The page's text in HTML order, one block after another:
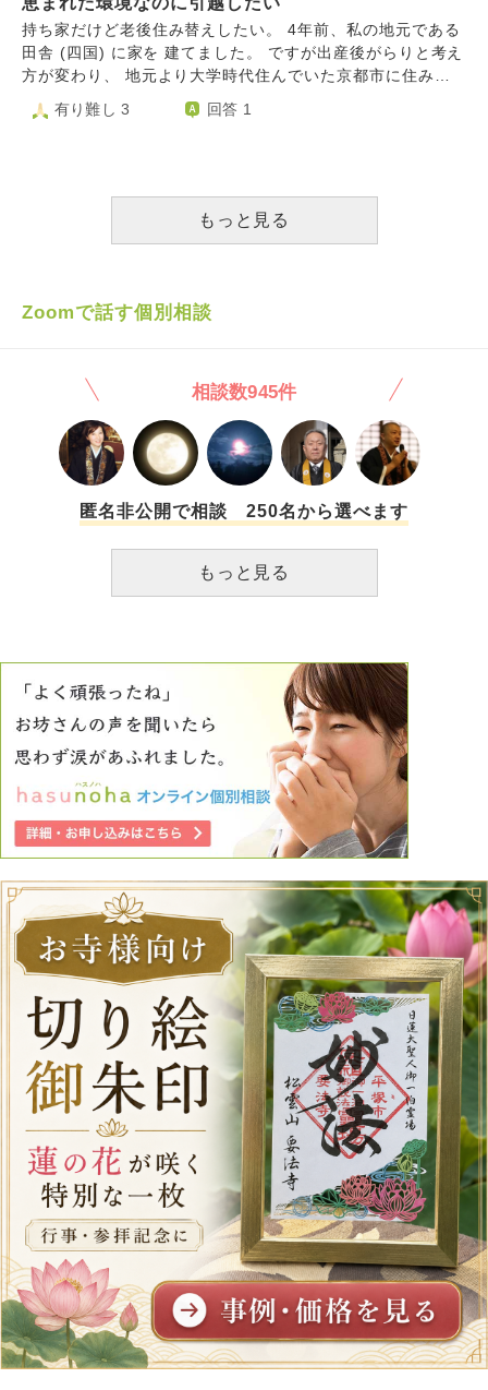
絶対にするようにしたいです。 どうしたら明るく考えられ
るでしょうか？新築いいなー！楽しみでしょ！？って言われ
るけど、全く楽しみじゃないです。
は、どのようなことを行い、引っ越しすればいいでしょう
か。 ②また愛着のあるモノを処分する場合に必要なコトがあ
ればご教示ください。 ◆また木を切らなければならない場
し、長年一緒に過ごしたものです。切らなければならないと
持ち家だけど老後住み替えしたい。 4年前、私の地元である
田舎 (四国) に家を 建てました。 ですが出産後がらりと考え
方が変わり、 地元より大学時代住んでいた京都市に住みた
い気持ちがとても強くなりました。 四国も自然溢れる豊か
で素敵な土地ですが、京都での華やかなで古き良き街並みで
えする事は賛成で、子育ての間はこちらに暮らす事にしまし
超えます。 介護の事などを考えると本当に移住できるの
か...?今から考えていますが不安しかありません。 こんなこ
したいです。 とりあえずお金貯めまくる予定でいます。 ほ
んとに計画性の無い自分が嫌になります…。 20年後にもし
両親が生きていたら私はこちらに残り面倒を診るか施設に入
れるなりして、 先に主人だけ移住して生活の地盤を作って
いって欲しいとも考えています。 とゆうのも主人が結構年
上なので、一緒に親の面倒を見てもらうとなると主人も高齢
親を疎ましく感じてしまうのではないか？など罪悪感も抱え
ております。本当に自分中心な最低な考えと承知していま
我が家は一人娘なので負動産を残したくありません。 本当
に情けないのですが、 建てた当初は将来この家がどうなる
か?など深く考えず、 今思えば地元に暮らすにしても移住す
るなら賃貸で良かったのでは...と思っております。 思いの
丈を綴ってしまうだけになってしまいましたが、このような
思いを持って過ごしてもバチが当たらないでしょうか？
有り難し 3 回答 1
もっと見る
Zoomで話す個別相談
相談数945件
匿名非公開で相談 250名から選べます
もっと見る